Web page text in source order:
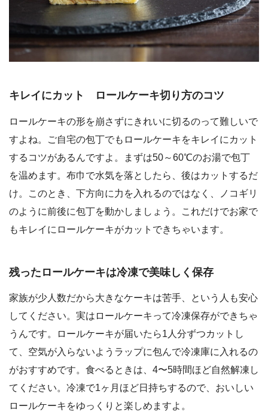
キレイにカット ロールケーキ切り方のコツ
ロールケーキの形を崩さずにきれいに切るのって難しいで
すよね。ご自宅の包丁でもロールケーキをキレイにカット
するコツがあるんですよ。まずは50～60℃のお湯で包丁
を温めます。布巾で水気を落としたら、後はカットするだ
け。このとき、下方向に力を入れるのではなく、ノコギリ
のように前後に包丁を動かしましょう。これだけでお家で
もキレイにロールケーキがカットできちゃいます。
残ったロールケーキは冷凍で美味しく保存
家族が少人数だから大きなケーキは苦手、という人も安心
してください。実はロールケーキって冷凍保存ができちゃ
うんです。ロールケーキが届いたら1人分ずつカットし
て、空気が入らないようラップに包んで冷凍庫に入れるの
がおすすめです。食べるときは、4〜5時間ほど自然解凍し
てください。冷凍で1ヶ月ほど日持ちするので、おいしい
ロールケーキをゆっくりと楽しめますよ。